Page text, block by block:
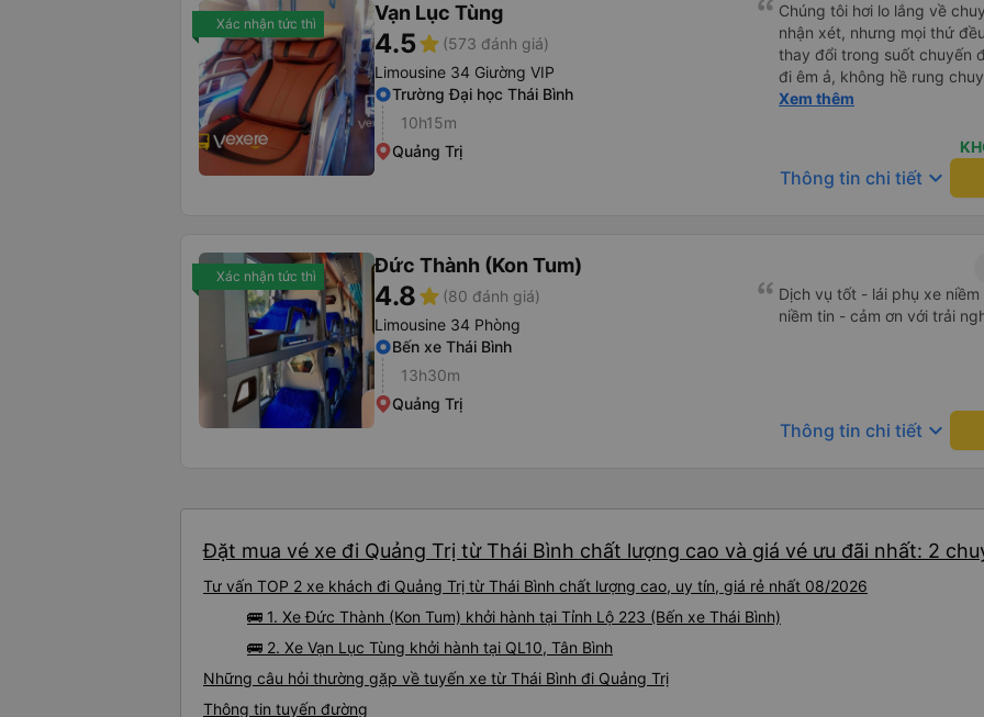
Xác nhận tức thì Vạn Lục Tùng
4.5star (573 đánh giá)
Limousine 34 Giường VIP
Trường Đại học Thái Bình
10h15m
Quảng Trị
Chúng tôi hơi lo lắng về
nhận xét, nhưng mọi thứ
thay đổi trong suốt chuyến
đi êm ả, không hề rung
để đi vệ sinh và dừng lại
không phải là vấn đề lớn.
Xem thêm
Thông tin chi tiết keyboard_arrow_down
Xác nhận tức thì Đức Thành (Kon Tum)
4.8star (80 đánh giá)
Limousine 34 Phòng
Bến xe Thái Bình
13h30m
Quảng Trị
Dịch vụ tốt - lái phụ xe
niềm tin - cảm ơn với trải
Thông tin chi tiết keyboard_arrow_down
Đặt mua vé xe đi Quảng Trị từ Thái Bình chất lượng cao và giá vé ưu đãi nhất: 2
Tư vấn TOP 2 xe khách đi Quảng Trị từ Thái Bình chất lượng cao, uy tín, giá rẻ nhất 08/2026
🚌 1. Xe Đức Thành (Kon Tum) khởi hành tại Tỉnh Lộ 223 (Bến xe Thái Bình)
🚌 2. Xe Vạn Lục Tùng khởi hành tại QL10, Tân Bình
Những câu hỏi thường gặp về tuyến xe từ Thái Bình đi Quảng Trị
Thông tin tuyến đường